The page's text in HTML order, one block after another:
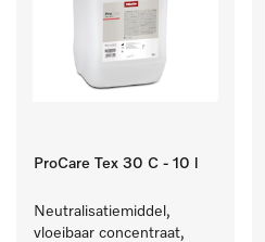
ProCare Tex 30 C - 10 l
Neutralisatiemiddel,
vloeibaar concentraat,